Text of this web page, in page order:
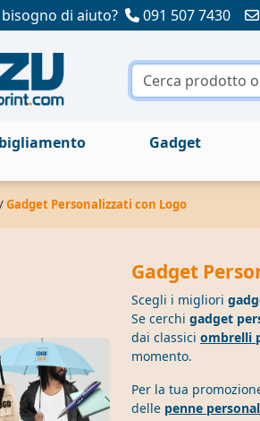
di aiuto? 091 507 7430
Gadget
/Gadget Personalizzati con Logo
Gadget
Scegli i migliori
Se cerchi gadget
dai classici ombrelli
momento.
Per la tua
delle penne